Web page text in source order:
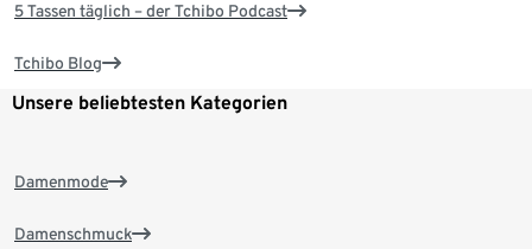
5 Tassen täglich – der Tchibo Podcast
Tchibo Blog
Unsere beliebtesten Kategorien
Damenmode
Damenschmuck